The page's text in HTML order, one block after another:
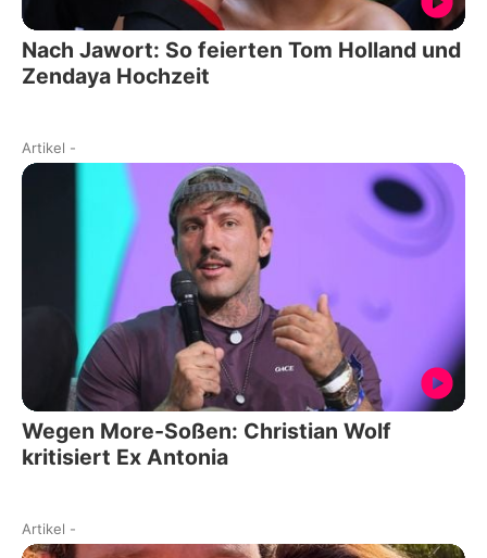
Nach Jawort: So feierten Tom Holland und
Zendaya Hochzeit
Artikel -
Wegen More-Soßen: Christian Wolf
kritisiert Ex Antonia
Artikel -